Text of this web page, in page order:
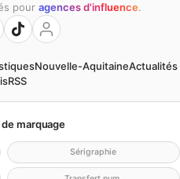
pour agences d'influence.
Nouvelle-AquitaineActualités
RSS
marquage
Sérigraphie